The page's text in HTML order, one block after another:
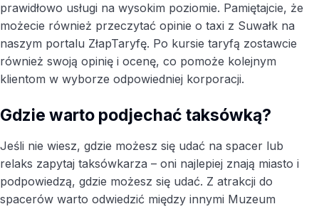
prawidłowo usługi na wysokim poziomie. Pamiętajcie, że
możecie również przeczytać opinie o taxi z Suwałk na
naszym portalu ZłapTaryfę. Po kursie taryfą zostawcie
również swoją opinię i ocenę, co pomoże kolejnym
klientom w wyborze odpowiedniej korporacji.
Gdzie warto podjechać taksówką?
Jeśli nie wiesz, gdzie możesz się udać na spacer lub
relaks zapytaj taksówkarza – oni najlepiej znają miasto i
podpowiedzą, gdzie możesz się udać. Z atrakcji do
spacerów warto odwiedzić między innymi Muzeum